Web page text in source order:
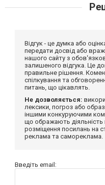
Відгук - це думка або
передати досвід або
нашого сайту з
залишеного відгука. Це
правильне рішення.
спілкування та
питань, що цікавлять.
Не дозволяється:
лексики, погроз або
іншими конкуруючими
що ображають діяльність
розміщення посилань на
реклама та самореклама.
Введіть email: